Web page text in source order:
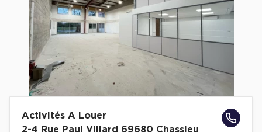
Activités A Louer
2-4 Rue Paul Villard 69680 Chassieu